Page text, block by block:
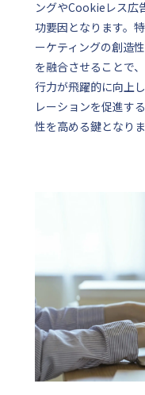
ングやCookieレス広
功要因となります。
ーケティングの創造
を融合させることで
行力が飛躍的に向上
レーションを促進す
性を高める鍵となりま